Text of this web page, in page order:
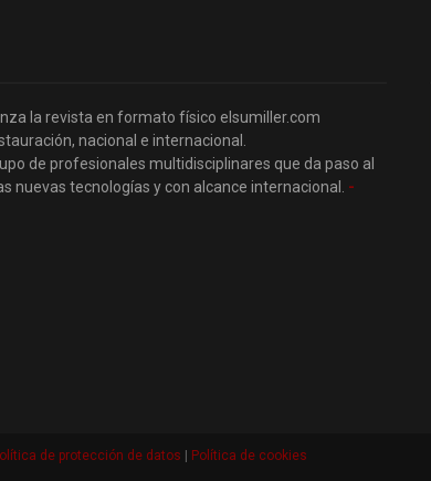
la revista en formato físico elsumiller.com
nacional e internacional.
de profesionales multidisciplinares que da paso al
nuevas tecnologías y con alcance internacional. -
de protección de datos Política de cookies